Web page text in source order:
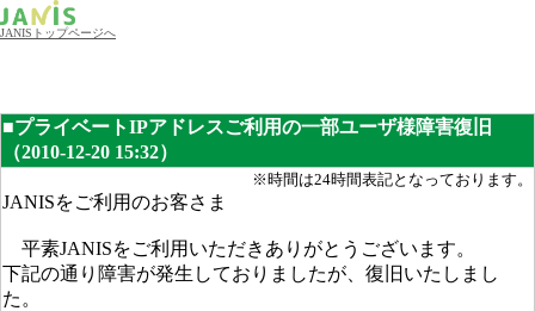
JANISトップページへ
■プライベートIPアドレスご利用の一部ユーザ様障害復旧
（2010-12-20 15:32）
※時間は24時間表記となっております。
JANISをご利用のお客さま
平素JANISをご利用いただきありがとうございます。
下記の通り障害が発生しておりましたが、復旧いたしまし
た。